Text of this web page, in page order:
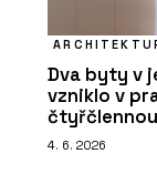
Dva byty v
vzniklo v
4. 6. 2026